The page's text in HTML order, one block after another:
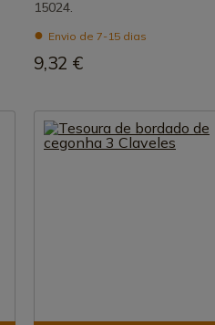
15024.
Envio de 7-15 dias
9,32 €